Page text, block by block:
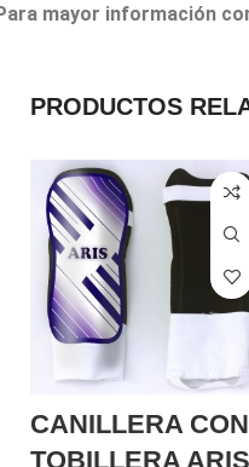
mayor información
PRODUCTOS
CANILLERA CON
TOBILLERA ARIS